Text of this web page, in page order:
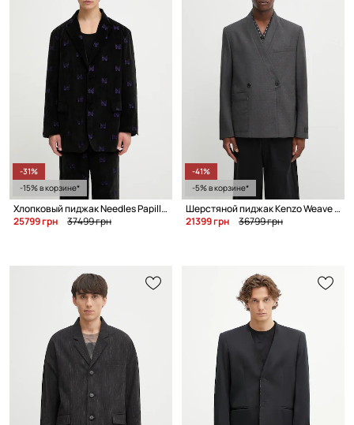
-31%
-15% в корзине*
Хлопковый пиджак Needles Papillon Emb. Corduroy
25799 грн
37499 грн
-41%
-5% в корзине*
Шерстяной пиджак Kenzo Weave Adjusted Kimono Tailored
21399 грн
36799 грн